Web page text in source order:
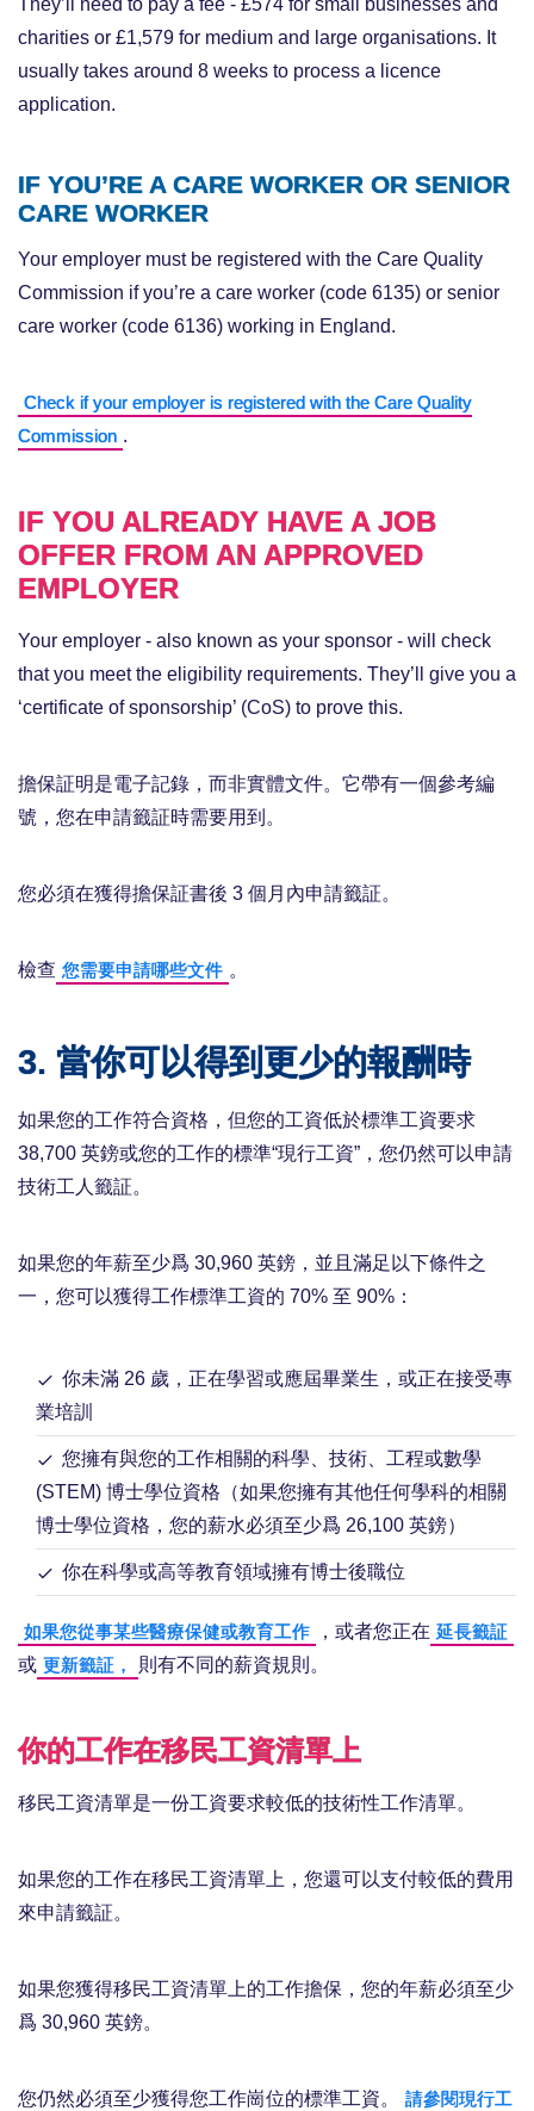
They’ll need to pay a fee - £574 for small businesses and
charities or £1,579 for medium and large organisations. It
usually takes around 8 weeks to process a licence
application.
IF YOU’RE A CARE WORKER OR SENIOR
CARE WORKER
Your employer must be registered with the Care Quality
Commission if you’re a care worker (code 6135) or senior
care worker (code 6136) working in England.
Check if your employer is registered with the Care Quality
Commission .
IF YOU ALREADY HAVE A JOB
OFFER FROM AN APPROVED
EMPLOYER
Your employer - also known as your sponsor - will check
that you meet the eligibility requirements. They’ll give you a
‘certificate of sponsorship’ (CoS) to prove this.
擔保証明是電子記錄，而非實體文件。它帶有一個參考編
號，您在申請籤証時需要用到。
您必須在獲得擔保証書後 3 個月內申請籤証。
檢查 您需要申請哪些文件 。
3. 當你可以得到更少的報酬時
如果您的工作符合資格，但您的工資低於標準工資要求
38,700 英鎊或您的工作的標準“現行工資”，您仍然可以申請
技術工人籤証。
如果您的年薪至少爲 30,960 英鎊，並且滿足以下條件之
一，您可以獲得工作標準工資的 70% 至 90%：
你未滿 26 歲，正在學習或應屆畢業生，或正在接受專
業培訓
您擁有與您的工作相關的科學、技術、工程或數學
(STEM) 博士學位資格（如果您擁有其他任何學科的相關
博士學位資格，您的薪水必須至少爲 26,100 英鎊）
你在科學或高等教育領域擁有博士後職位
如果您從事某些醫療保健或教育工作 ，或者您正在 延長籤証
或 更新籤証， 則有不同的薪資規則。
你的工作在移民工資清單上
移民工資清單是一份工資要求較低的技術性工作清單。
如果您的工作在移民工資清單上，您還可以支付較低的費用
來申請籤証。
如果您獲得移民工資清單上的工作擔保，您的年薪必須至少
爲 30,960 英鎊。
您仍然必須至少獲得您工作崗位的標準工資。
請參閱現行工